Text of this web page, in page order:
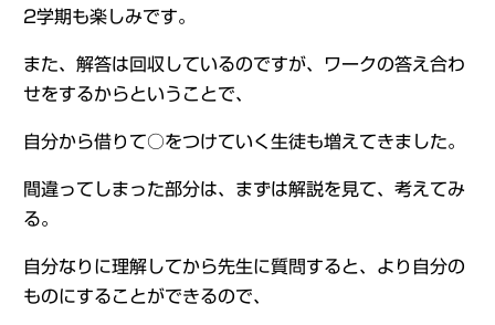
2学期も楽しみです。
また、解答は回収しているのですが、ワークの答え合わ
せをするからということで、
自分から借りて○をつけていく生徒も増えてきました。
間違ってしまった部分は、まずは解説を見て、考えてみ
る。
自分なりに理解してから先生に質問すると、より自分の
ものにすることができるので、